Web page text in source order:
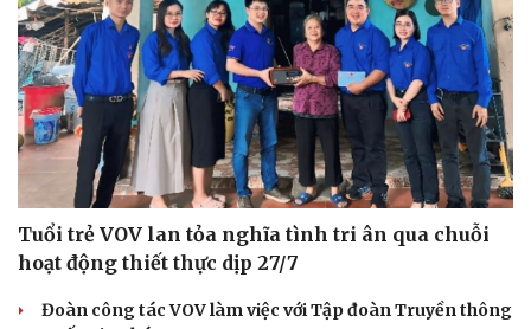
Tuổi trẻ VOV lan tỏa nghĩa tình tri ân qua chuỗi
hoạt động thiết thực dịp 27/7
Đoàn công tác VOV làm việc với Tập đoàn Truyền thông